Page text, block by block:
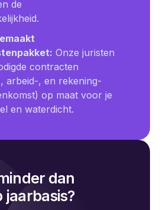
de
Onze juristen
contracten
arbeid-, en rekening-
op maat voor je
en waterdicht.
dan
jaarbasis?